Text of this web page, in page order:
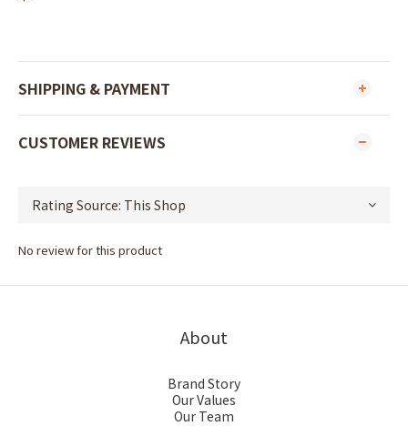
SHIPPING & PAYMENT
CUSTOMER REVIEWS
No review for this product
About
Brand Story
Our Values
Our Team